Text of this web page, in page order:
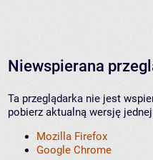
Niewspierana
Ta przeglądarka nie jest
pobierz aktualną wersję
Mozilla Firefox
Google Chrome